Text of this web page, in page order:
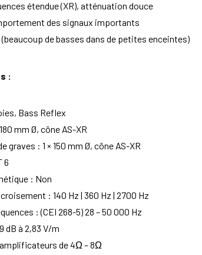
étendue (XR), atténuation douce
des signaux importants
de basses dans de petites enceintes)
:
Bass Reflex
mm Ø, cône AS-XR
graves : 1 × 150 mm Ø, cône AS-XR
6
: Non
: 140 Hz | 360 Hz | 2700 Hz
: (CEI 268-5) 28 – 50 000 Hz
dB à 2,83 V/m
de 4Ω – 8Ω